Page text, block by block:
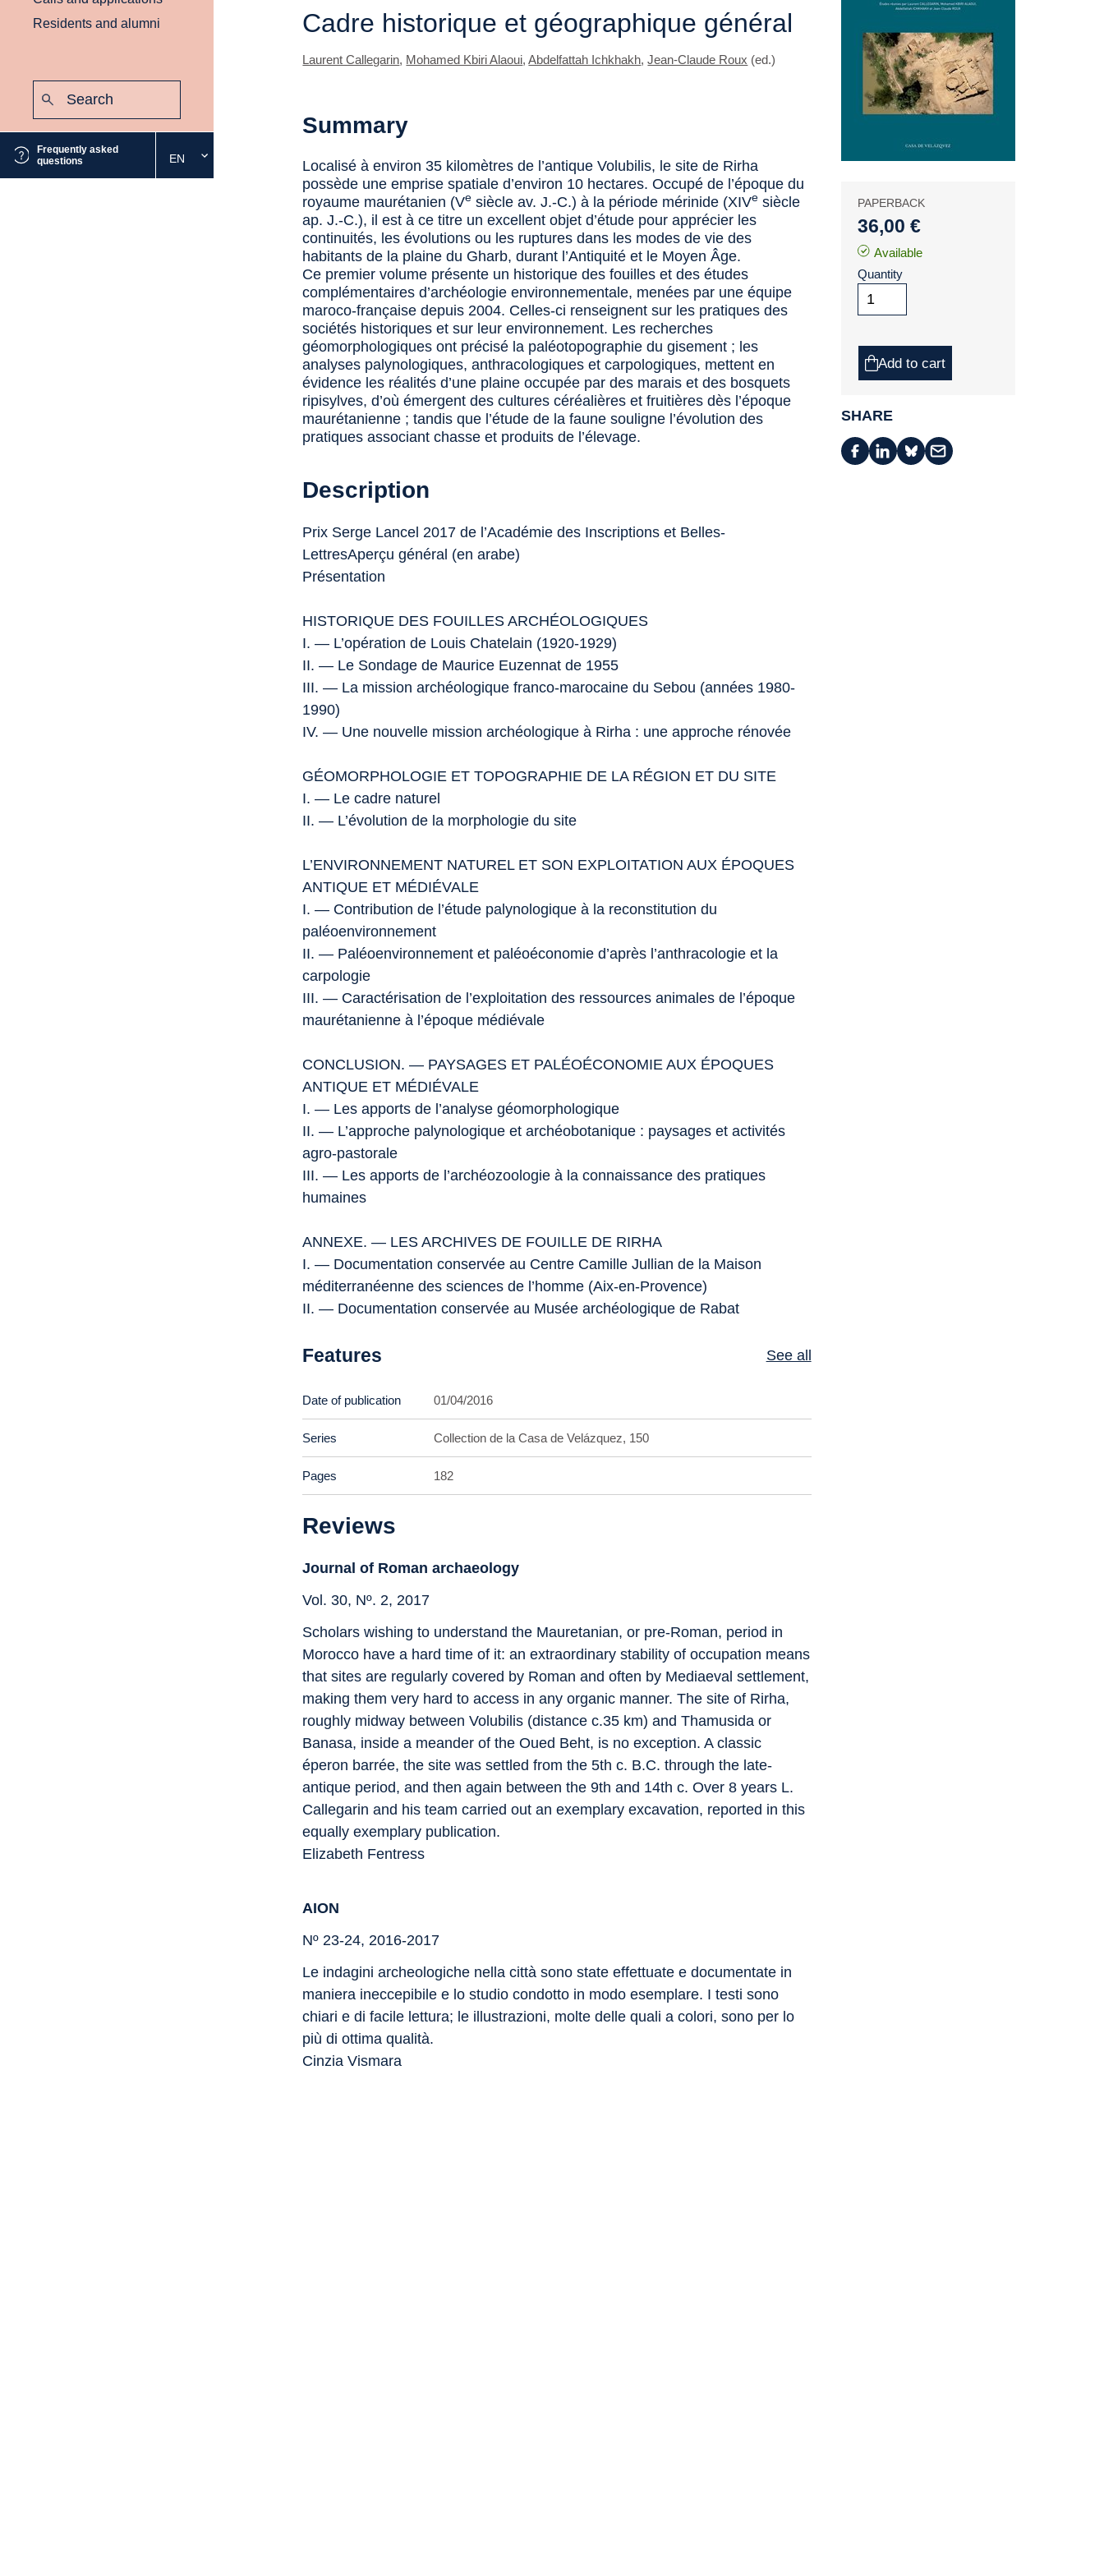
Residents and alumni
Frequently asked
questions
Select
the
EN
Cadre historique et géographique général
Laurent Callegarin, Mohamed Kbiri Alaoui,Abdelfattah Ichkhakh,Jean-Claude Roux (ed.)
Summary
Localisé à environ 35 kilomètres de l’antiqueVolubilis, le site de Rirha
possède une emprise spatiale d’environ 10 hectares. Occupé de l’époque du
royaume maurétanien (Ve siècle av. J.-C.) à la période mérinide (XIVe siècle
ap. J.-C.), il est à ce titre un excellent objet d’étude pour apprécier les
continuités, les évolutions ou les ruptures dans les modes de vie des
habitants de la plaine du Gharb, durant l’Antiquité et le Moyen Âge.
Ce premier volume présente un historique des fouilles et des études
complémentaires d’archéologie environnementale, menées par une équipe
maroco-française depuis 2004. Celles-ci renseignent sur les pratiques des
sociétés historiques et sur leur environnement. Les recherches
géomorphologiques ont précisé la paléotopographie du gisement ; les
analyses palynologiques, anthracologiques et carpologiques, mettent en
évidence les réalités d’une plaine occupée par des marais et des bosquets
ripisylves, d’où émergent des cultures céréalières et fruitières dès l’époque
maurétanienne ; tandis que l’étude de la faune souligne l’évolution des
pratiques associant chasse et produits de l’élevage.
Description
Prix Serge Lancel 2017 de l’Académie des Inscriptions et Belles-
LettresAperçu général (en arabe)
Présentation
HISTORIQUE DES FOUILLES ARCHÉOLOGIQUES
I. — L’opération de Louis Chatelain (1920-1929)
II. — Le Sondage de Maurice Euzennat de 1955
III. — La mission archéologique franco-marocaine du Sebou (années 1980-
1990)
IV. — Une nouvelle mission archéologique à Rirha : une approche rénovée
GÉOMORPHOLOGIE ET TOPOGRAPHIE DE LA RÉGION ET DU SITE
I. — Le cadre naturel
II. — L’évolution de la morphologie du site
L’ENVIRONNEMENT NATUREL ET SON EXPLOITATION AUX ÉPOQUES
ANTIQUE ET MÉDIÉVALE
I. — Contribution de l’étude palynologique à la reconstitution du
paléoenvironnement
II. — Paléoenvironnement et paléoéconomie d’après l’anthracologie et la
carpologie
III. — Caractérisation de l’exploitation des ressources animales de l’époque
maurétanienne à l’époque médiévale
CONCLUSION. — PAYSAGES ET PALÉOÉCONOMIE AUX ÉPOQUES
ANTIQUE ET MÉDIÉVALE
I. — Les apports de l’analyse géomorphologique
II. — L’approche palynologique et archéobotanique : paysages et activités
agro-pastorale
III. — Les apports de l’archéozoologie à la connaissance des pratiques
humaines
ANNEXE. — LES ARCHIVES DE FOUILLE DE RIRHA
I. — Documentation conservée au Centre Camille Jullian de la Maison
méditerranéenne des sciences de l’homme (Aix-en-Provence)
II. — Documentation conservée au Musée archéologique de Rabat
Features See all
Date of publication 01/04/2016
Series Collection de la Casa de Velázquez, 150
Pages 182
Reviews
Journal of Roman archaeology
Vol. 30, Nº. 2, 2017
Scholars wishing to understand the Mauretanian, or pre-Roman, period in
Morocco have a hard time of it: an extraordinary stability of occupation means
that sites are regularly covered by Roman and often by Mediaeval settlement,
making them very hard to access in any organic manner. The site of Rirha,
roughly midway between Volubilis (distancec.35 km) and Thamusida or
Banasa, inside a meander of the Oued Beht, is no exception. A classic
éperon barrée, the site was settled from the 5th c. B.C. through the late-
antique period, and then again between the 9th and 14th c. Over 8 years L.
Callegarin and his team carried out an exemplary excavation, reported in this
equally exemplary publication.
Elizabeth Fentress
AION
Nº 23-24, 2016-2017
Le indagini archeologiche nella città sono state effettuate e documentate in
maniera ineccepibile e lo studio condotto in modo esemplare. I testi sono
chiari e di facile lettura; le illustrazioni, molte delle quali a colori, sono per lo
più di ottima qualità.
Cinzia Vismara
PAPERBACK
36,00 €
Available
Quantity
Add to cart
SHARE